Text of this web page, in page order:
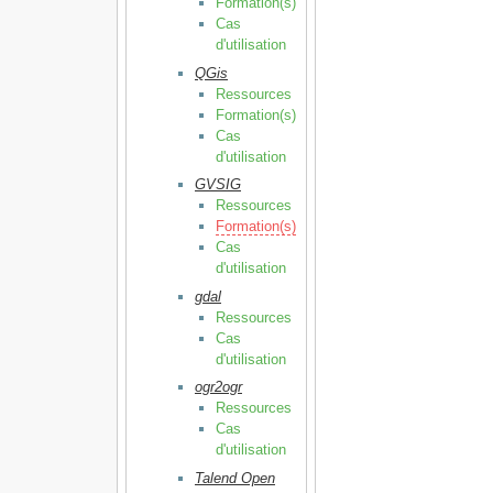
Cas
d'utilisation
QGis
Ressources
Formation(s)
Cas
d'utilisation
GVSIG
Ressources
Formation(s)
Cas
d'utilisation
gdal
Ressources
Cas
d'utilisation
ogr2ogr
Ressources
Cas
d'utilisation
Talend Open